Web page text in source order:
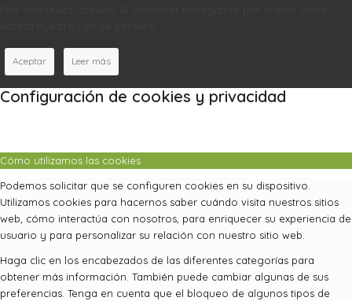
Aceptar Leer más
Configuración de cookies y privacidad
Cómo utilizamos las cookies
Podemos solicitar que se configuren cookies en su dispositivo.
Utilizamos cookies para hacernos saber cuándo visita nuestros sitios
web, cómo interactúa con nosotros, para enriquecer su experiencia de
usuario y para personalizar su relación con nuestro sitio web.
Haga clic en los encabezados de las diferentes categorías para
obtener más información. También puede cambiar algunas de sus
preferencias. Tenga en cuenta que el bloqueo de algunos tipos de